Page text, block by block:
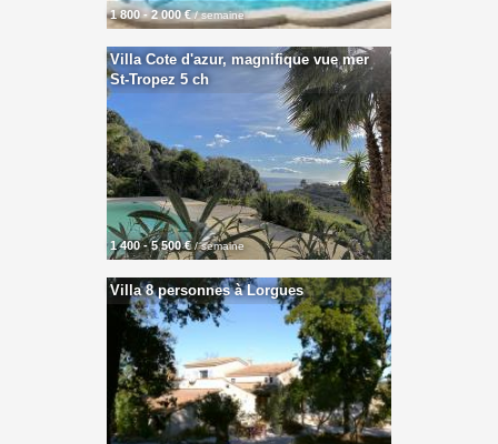
1 800 - 2 000 €/ semaine
Villa Cote d'azur, magnifique vue mer
St-Tropez 5 ch
1 400 - 5 500 €/ semaine
Villa 8 personnes à Lorgues